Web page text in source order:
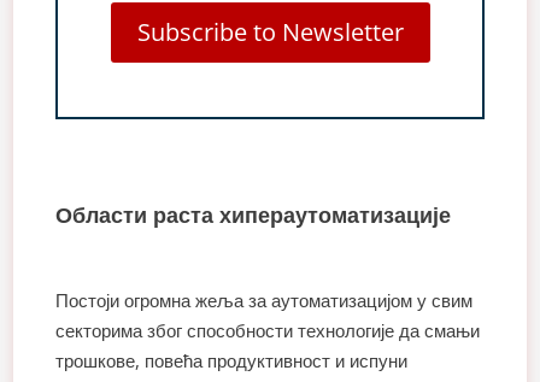
Subscribe to Newsletter
Области раста хипераутоматизације
Постоји огромна жеља за аутоматизацијом у свим
секторима због способности технологије да смањи
трошкове, повећа продуктивност и испуни